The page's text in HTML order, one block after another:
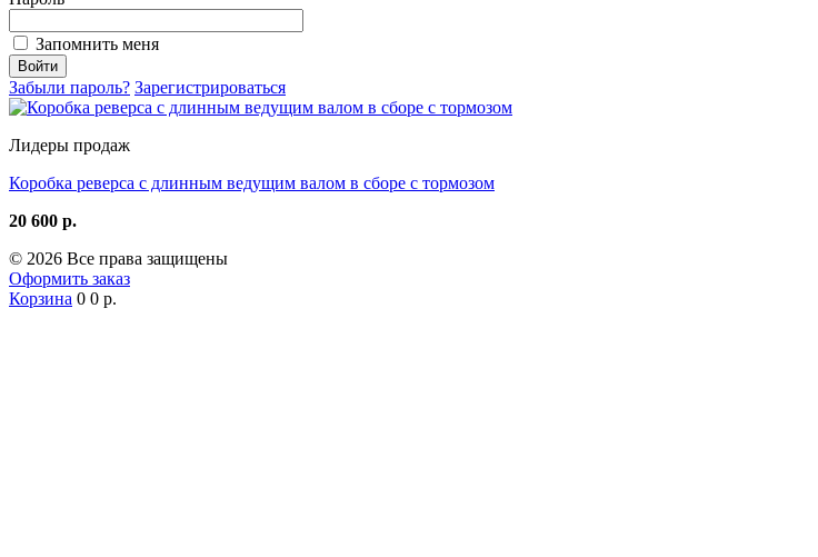
Запомнить меня
Забыли пароль? Зарегистрироваться
Лидеры продаж
Коробка реверса с длинным ведущим валом в сборе с тормозом
20 600 р.
© 2026 Все права защищены
Оформить заказ
Корзина 0 0 р.